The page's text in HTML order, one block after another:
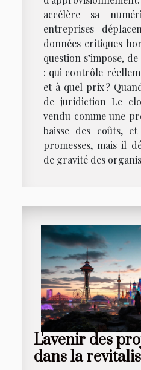
accélère sa
entreprises
données critiques
question s’impose,
: qui contrôle
et à quel prix ?
de juridiction Le
vendu comme une
baisse des coûts,
promesses, mais il
de gravité des
L'avenir des
dans la